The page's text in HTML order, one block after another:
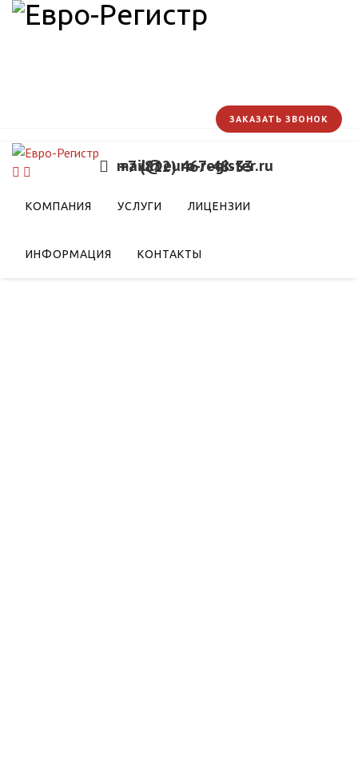
+7 (812) 467-48-33
mail@euro-register.ru
ЗАКАЗАТЬ ЗВОНОК
КОМПАНИЯ УСЛУГИ ЛИЦЕНЗИИ
ИНФОРМАЦИЯ КОНТАКТЫ
по
коридоров